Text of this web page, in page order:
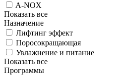
A-NOX
Показать все
Назначение
Лифтинг эффект
Поросокращающая
Увлажнение и питание
Показать все
Программы